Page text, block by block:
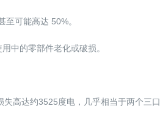
可能高达 50%。
中的零部件老化或破损。
高达约3525度电，几乎相当于两个三